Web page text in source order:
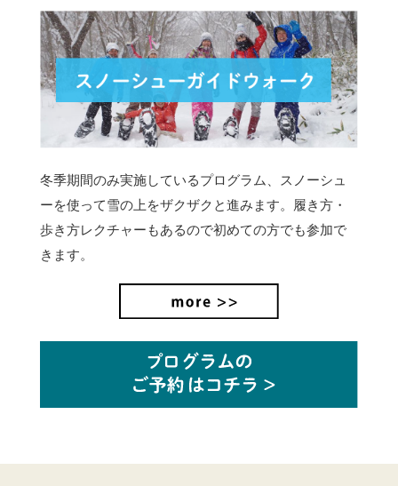
冬季期間のみ実施しているプログラム、スノーシュ
ーを使って雪の上をザクザクと進みます。
履き方・
歩き方レクチャーもあるので初めての方でも参加で
きます。